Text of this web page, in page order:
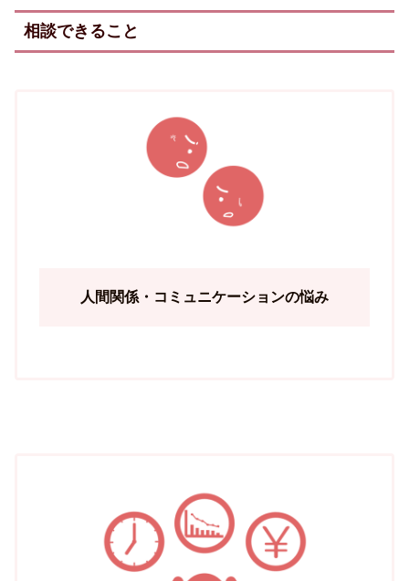
相談できること
人間関係・コミュニケーションの悩み